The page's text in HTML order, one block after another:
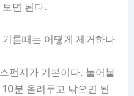
면 된다.
름때는 어떻게 제거하나
펀지가 기본이다. 눌어붙
분 올려두고 닦으면 된